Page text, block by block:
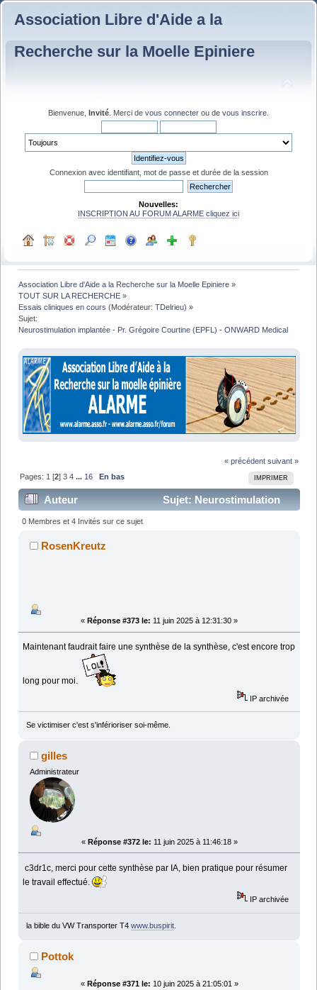
Association Libre d'Aide a la
Recherche sur la Moelle Epiniere
Bienvenue, Invité . Merci de vous connecter ou de vous inscrire
Connexion avec identifiant, mot de passe et durée de la session
Nouvelles:
INSCRIPTION AU FORUM ALARME cliquez ici
Association Libre d'Aide a la Recherche sur la Moelle Epiniere »
TOUT SUR LA RECHERCHE »
Essais cliniques en cours (Modérateur:TDelrieu) »
Sujet:
Neurostimulation implantée - Pr. Grégoire Courtine (EPFL) - ONWARD Medical
« précédent suivant »
IMPRIMER
Pages: 1 [2]3 4 ... 16 En bas
Auteur
Sujet: Neurostimulation
implantée - Pr. Grégoire Courtine (EPFL) - ONWARD
Medical (Lu 671791 fois)
0 Membres et 4 Invités sur ce sujet
RosenKreutz
« Réponse #373 le: 11 juin 2025 à 12:31:30 »
Maintenant faudrait faire une synthèse de la synthèse, c'est encore trop
long pour moi.
IP archivée
Se victimiser c'est s'inférioriser soi-même.
gilles
Administrateur
« Réponse #372 le: 11 juin 2025 à 11:46:18 »
c3dr1c, merci pour cette synthèse par IA, bien pratique pour résumer
le travail effectué.
IP archivée
la bible du VW Transporter T4 www.buspirit.
Pottok
« Réponse #371 le: 10 juin 2025 à 21:05:01 »